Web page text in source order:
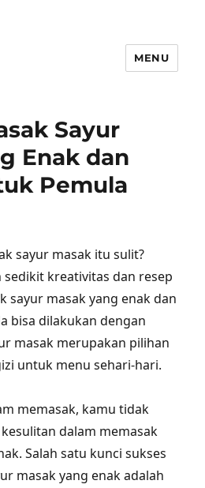
MENU
Sayur
Enak dan
Pemula
sayur masak itu sulit?
sedikit kreativitas dan resep
sayur masak yang enak dan
bisa dilakukan dengan
masak merupakan pilihan
untuk menu sehari-hari.
memasak, kamu tidak
dalam memasak
Salah satu kunci sukses
masak yang enak adalah